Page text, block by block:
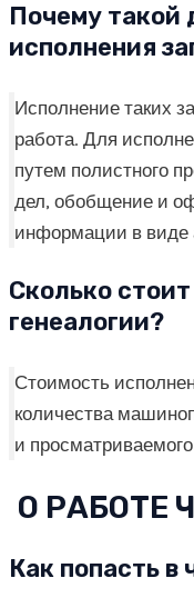
Почему такой
исполнения
Исполнение таких
работа. Для
путем полистного
дел, обобщение и
информации в виде
Сколько
генеалогии?
Стоимость
количества
и
О РАБОТЕ
Как попасть в